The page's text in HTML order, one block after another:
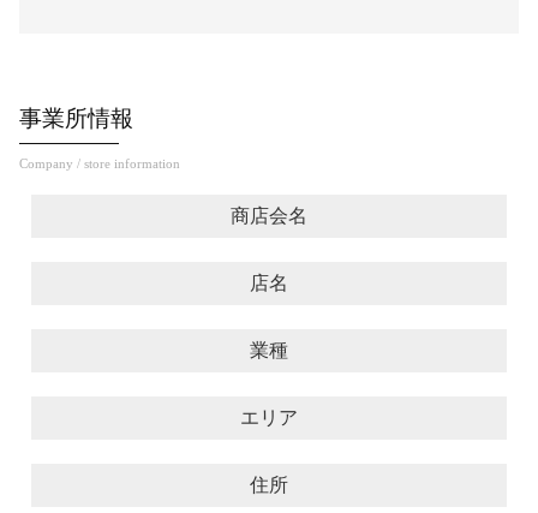
事業所情報
Company / store information
商店会名
店名
業種
エリア
住所